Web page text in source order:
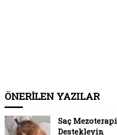
ÖNERİLEN YAZILAR
Saç
Destekleyin